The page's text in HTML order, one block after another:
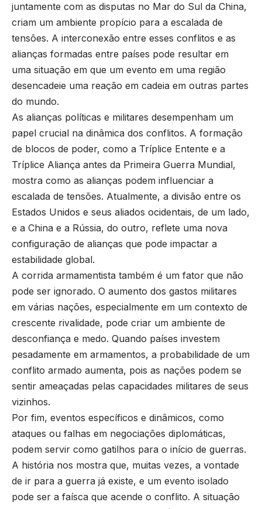
juntamente com as disputas no Mar do Sul da China,
criam um ambiente propício para a escalada de
tensões. A interconexão entre esses conflitos e as
alianças formadas entre países pode resultar em
uma situação em que um evento em uma região
desencadeie uma reação em cadeia em outras partes
do mundo.
As alianças políticas e militares desempenham um
papel crucial na dinâmica dos conflitos. A formação
de blocos de poder, como a Tríplice Entente e a
Tríplice Aliança antes da Primeira Guerra Mundial,
mostra como as alianças podem influenciar a
escalada de tensões. Atualmente, a divisão entre os
Estados Unidos e seus aliados ocidentais, de um lado,
e a China e a Rússia, do outro, reflete uma nova
configuração de alianças que pode impactar a
estabilidade global.
A corrida armamentista também é um fator que não
pode ser ignorado. O aumento dos gastos militares
em várias nações, especialmente em um contexto de
crescente rivalidade, pode criar um ambiente de
desconfiança e medo. Quando países investem
pesadamente em armamentos, a probabilidade de um
conflito armado aumenta, pois as nações podem se
sentir ameaçadas pelas capacidades militares de seus
vizinhos.
Por fim, eventos específicos e dinâmicos, como
ataques ou falhas em negociações diplomáticas,
podem servir como gatilhos para o início de guerras.
A história nos mostra que, muitas vezes, a vontade
de ir para a guerra já existe, e um evento isolado
pode ser a faísca que acende o conflito. A situação